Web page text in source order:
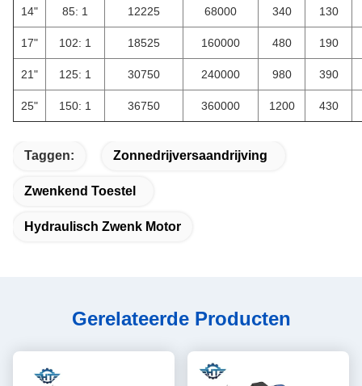
14" 85: 1 12225 68000 340 130
17" 102: 1 18525 160000 480 190
21" 125: 1 30750 240000 980 390
25" 150: 1 36750 360000 1200 430
Taggen: Zonnedrijversaandrijving
Zwenkend Toestel
Hydraulisch Zwenk Motor
Gerelateerde Producten